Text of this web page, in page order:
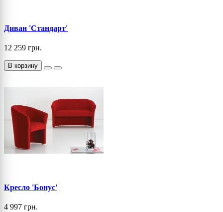
Диван 'Стандарт'
12 259 грн.
В корзину
Кресло 'Бонус'
4 997 грн.